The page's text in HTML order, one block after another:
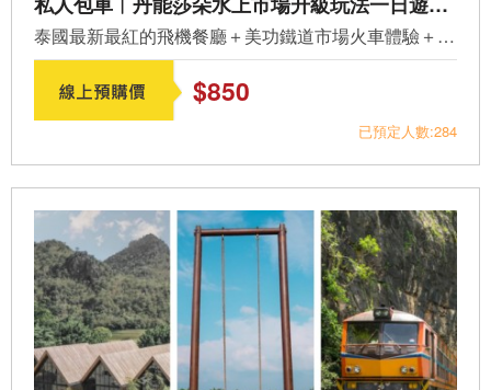
泰國最新最紅的飛機餐廳＋美功鐵道市場火車體驗＋丹能莎朵...
$850
已預定人數:284